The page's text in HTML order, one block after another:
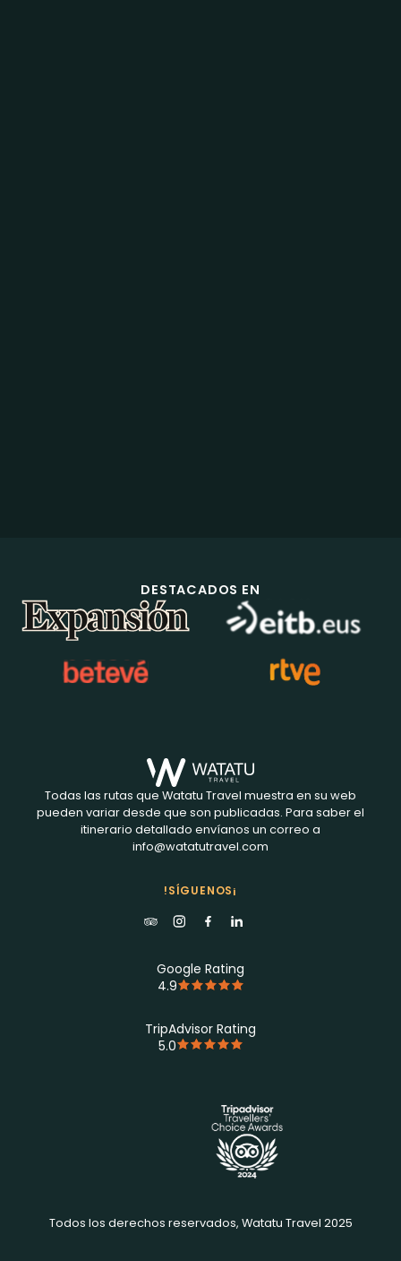
DESTACADOS EN
Todas las rutas que Watatu Travel muestra en su web
pueden variar desde que son publicadas. Para saber el
itinerario detallado envíanos un correo a
info@watatutravel.com
Todos los derechos reservados, Watatu Travel 2025
!SÍGUENOS¡
Google Rating
4.9
TripAdvisor Rating
5.0